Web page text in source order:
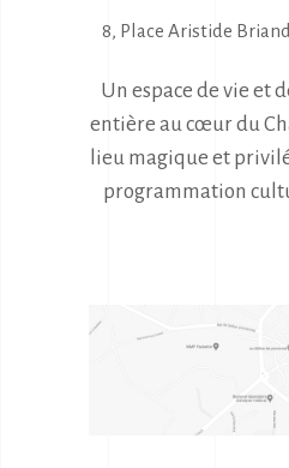
8, Place Aristide
Un espace de vie et
entière au cœur du
lieu magique et
programmation